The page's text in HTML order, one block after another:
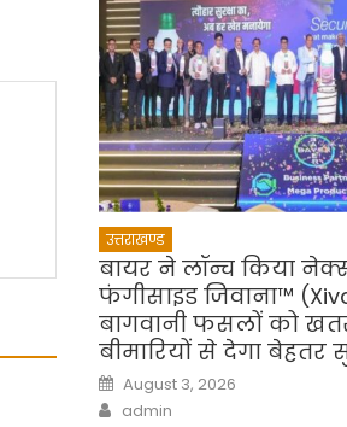
उत्तराखण्ड
बायर ने लॉन्च किया
फंगीसाइड जिवाना™️
बागवानी फसलों को
बीमारियों से देगा बेहतर
Posted
on
August 3, 2026
Author
admin